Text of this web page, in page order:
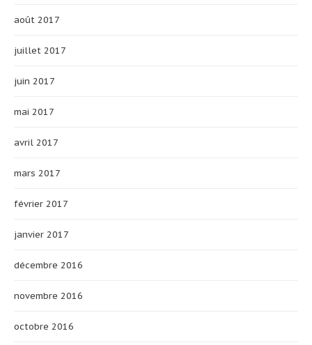
août 2017
juillet 2017
juin 2017
mai 2017
avril 2017
mars 2017
février 2017
janvier 2017
décembre 2016
novembre 2016
octobre 2016